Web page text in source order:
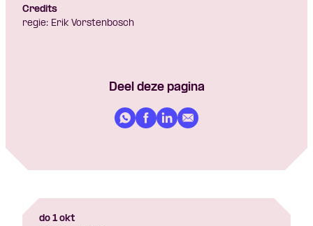
Credits
regie: Erik Vorstenbosch
Deel deze pagina
do 1 okt